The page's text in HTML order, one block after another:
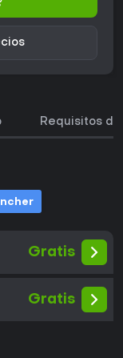
Requisitos
Gratis
Gratis